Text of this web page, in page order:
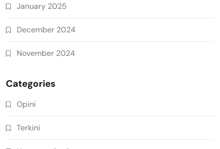
January 2025
December 2024
November 2024
Categories
Opini
Terkini